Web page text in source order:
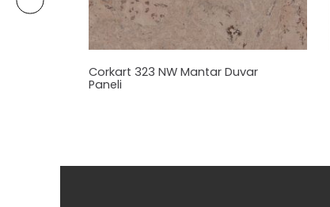
Corkart 323 NW Mantar Duvar
Paneli